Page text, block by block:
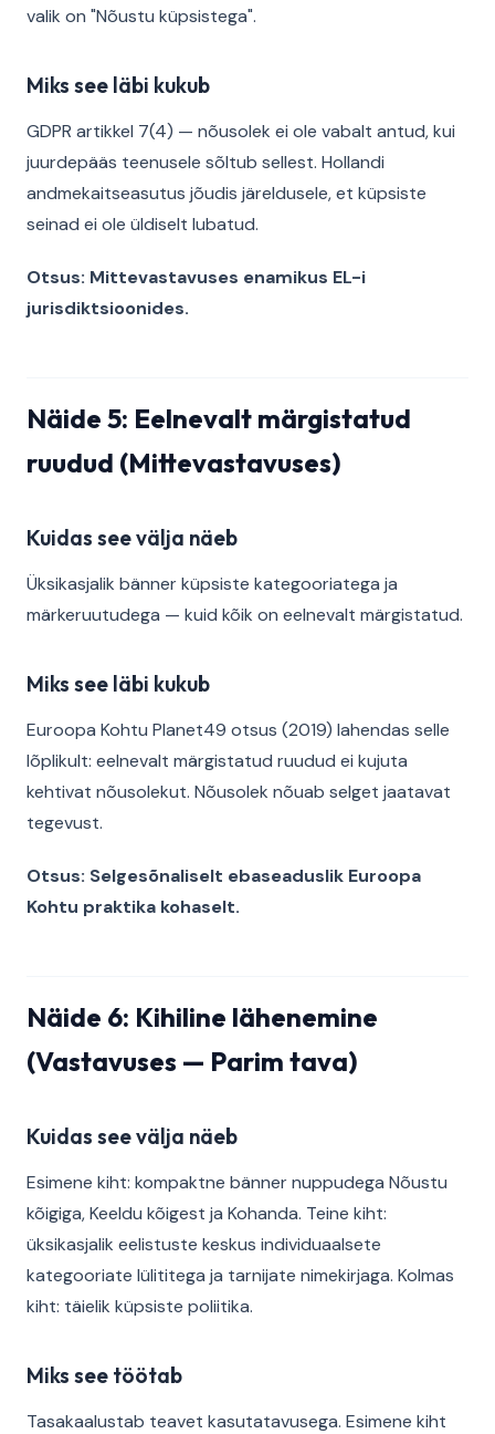
valik on "Nõustu küpsistega".
Miks see läbi kukub
GDPR artikkel 7(4) — nõusolek ei ole vabalt antud, kui
juurdepääs teenusele sõltub sellest. Hollandi
andmekaitseasutus jõudis järeldusele, et küpsiste
seinad ei ole üldiselt lubatud.
Otsus: Mittevastavuses enamikus EL-i
jurisdiktsioonides.
Näide 5: Eelnevalt märgistatud
ruudud (Mittevastavuses)
Kuidas see välja näeb
Üksikasjalik bänner küpsiste kategooriatega ja
märkeruutudega — kuid kõik on eelnevalt märgistatud.
Miks see läbi kukub
Euroopa Kohtu Planet49 otsus (2019) lahendas selle
lõplikult: eelnevalt märgistatud ruudud ei kujuta
kehtivat nõusolekut. Nõusolek nõuab selget jaatavat
tegevust.
Otsus: Selgesõnaliselt ebaseaduslik Euroopa
Kohtu praktika kohaselt.
Näide 6: Kihiline lähenemine
(Vastavuses — Parim tava)
Kuidas see välja näeb
Esimene kiht: kompaktne bänner nuppudega Nõustu
kõigiga, Keeldu kõigest ja Kohanda. Teine kiht:
üksikasjalik eelistuste keskus individuaalsete
kategooriate lülititega ja tarnijate nimekirjaga. Kolmas
kiht: täielik küpsiste poliitika.
Miks see töötab
Tasakaalustab teavet kasutatavusega. Esimene kiht